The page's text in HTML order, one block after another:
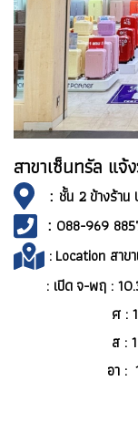
สาขาเซ็นทรัล แจ้
: ชั้น 2 ข้างร้าน
: 088-969
: Location สาข
: เปิด จ-พฤ :
ศ : 10.30
ส : 10.00
อา : 10.00